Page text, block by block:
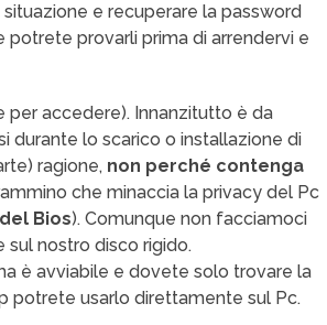
e recuperare la password
potrete provarli prima di arrendervi e
per accedere). Innanzitutto è da
durante lo scarico o installazione di
ragione, non perché contenga
che minaccia la privacy del Pc
Bios). Comunque non facciamoci
nostro disco rigido.
è avviabile e dovete solo trovare la
potrete usarlo direttamente sul Pc.